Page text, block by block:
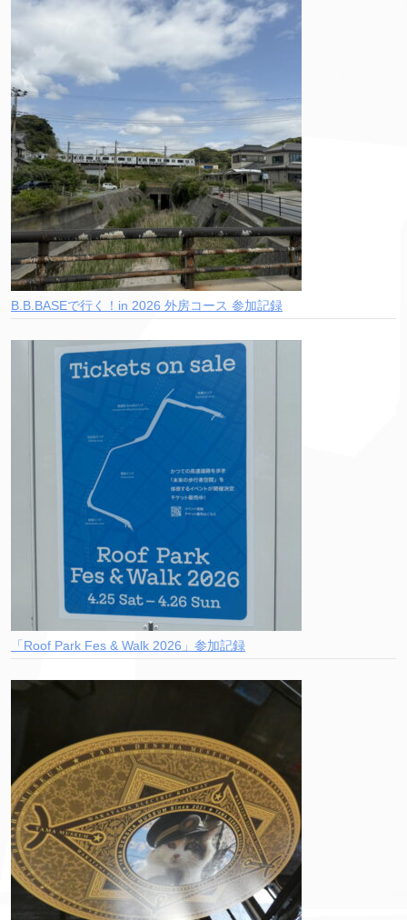
B.B.BASEで行く！in 2026 外房コース 参加記録
「Roof Park Fes & Walk 2026」参加記録